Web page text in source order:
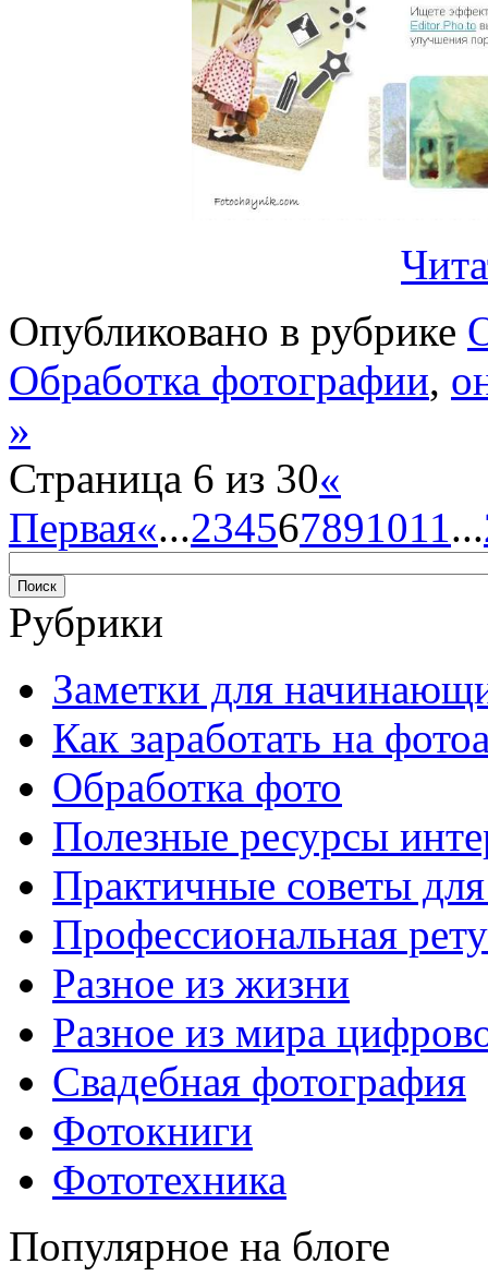
Опубликовано в рубрике
Обработка фотографии,
»
Страница 6 из 30«
Первая«...234567891011...
Рубрики
Заметки для
Как заработать на
Обработка фото
Полезные ресурсы
Практичные советы
Профессиональная
Разное из жизни
Разное из мира
Свадебная фотография
Фотокниги
Фототехника
Популярное на блоге